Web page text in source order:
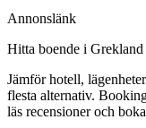
Annonslänk
Hitta boende i
Jämför hotell,
flesta alternativ.
läs recensioner och